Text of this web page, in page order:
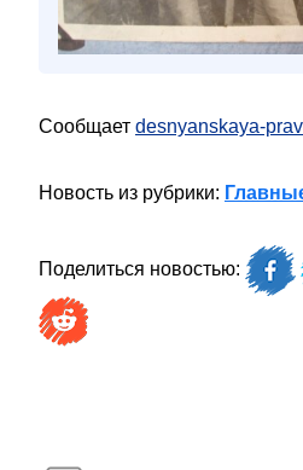
Сообщает desnyanskaya-
Новость из рубрики:
Поделиться новостью: